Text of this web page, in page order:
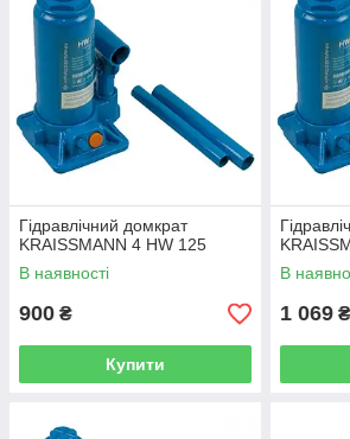
Гідравлічний домкрат
KRAISSMANN 4 HW 125
В наявності
900 ₴
Купити
В
1 069 ₴